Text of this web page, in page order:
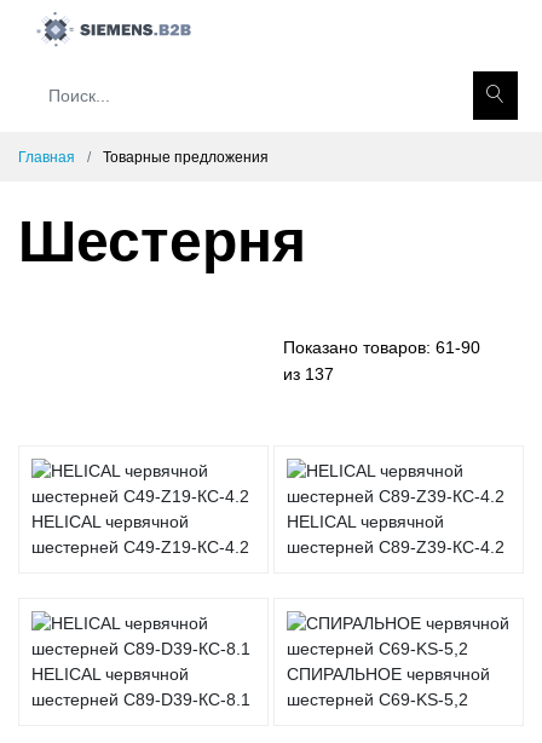
Главная Товарные предложения
Шестерня
Показано товаров: 61-90
из 137
HELICAL червячной
шестерней C49-Z19-КС-4.2
HELICAL червячной
шестерней C89-Z39-КС-4.2
HELICAL червячной
шестерней C89-D39-КС-8.1
СПИРАЛЬНОЕ червячной
шестерней C69-KS-5,2